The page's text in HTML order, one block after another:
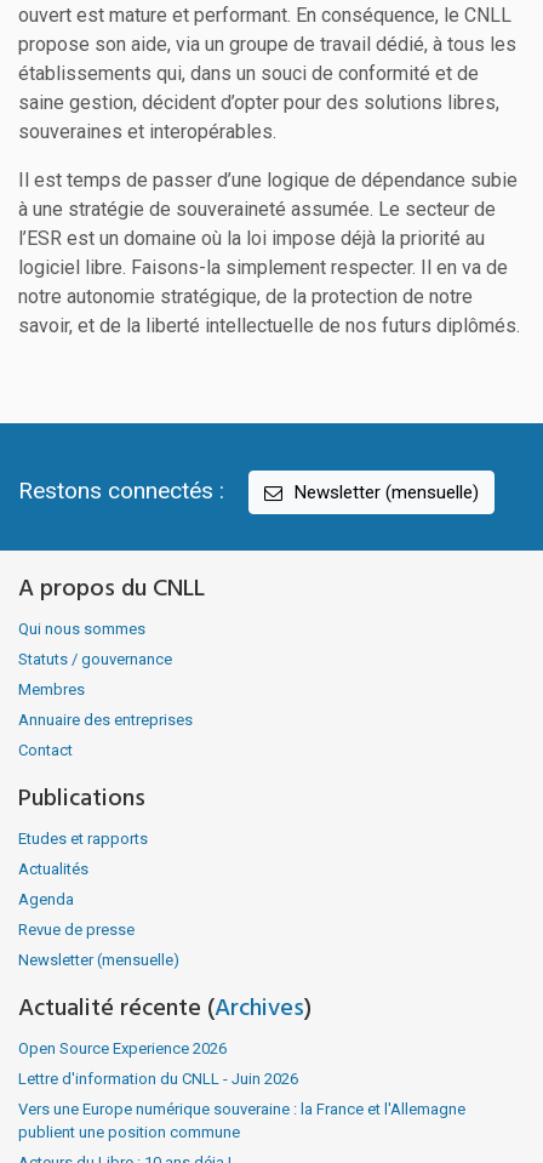
ouvert est mature et performant. En conséquence, le CNLL
propose son aide, via un groupe de travail dédié, à tous les
établissements qui, dans un souci de conformité et de
saine gestion, décident d’opter pour des solutions libres,
souveraines et interopérables.
Il est temps de passer d’une logique de dépendance subie
à une stratégie de souveraineté assumée. Le secteur de
l’ESR est un domaine où la loi impose déjà la priorité au
logiciel libre. Faisons-la simplement respecter. Il en va de
notre autonomie stratégique, de la protection de notre
savoir, et de la liberté intellectuelle de nos futurs diplômés.
Restons connectés : Newsletter (mensuelle)
A propos du CNLL
Qui nous sommes
Statuts / gouvernance
Membres
Annuaire des entreprises
Contact
Publications
Etudes et rapports
Actualités
Agenda
Revue de presse
Newsletter (mensuelle)
Actualité récente (Archives)
Open Source Experience 2026
Lettre d'information du CNLL - Juin 2026
Vers une Europe numérique souveraine : la France et l'Allemagne
publient une position commune